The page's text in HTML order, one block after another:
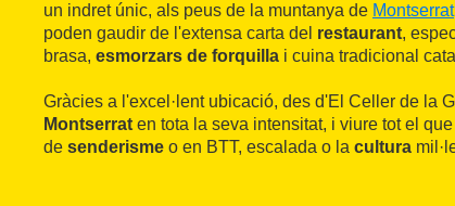
un indret únic, als peus de la muntanya de Montserrat
poden gaudir de l'extensa carta del restaurant,
brasa, esmorzars de forquilla i cuina tradicional
Gràcies a l'excel·lent ubicació, des d'El Celler de la
Montserrat en tota la seva intensitat, i viure tot el
de senderisme o en BTT, escalada o la cultura